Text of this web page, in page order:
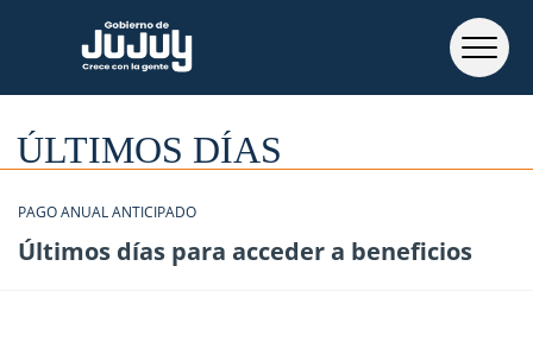
ÚLTIMOS DÍAS
PAGO ANUAL ANTICIPADO
Últimos días para acceder a beneficios